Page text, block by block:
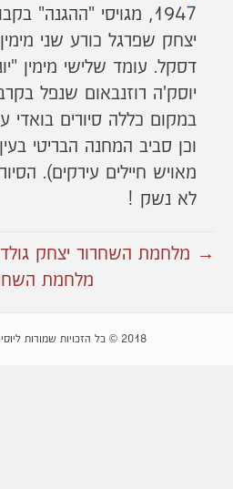
1947, מגויסי "ההגנה" בקבוץ מענית
יצחק שפרגל כורע שני
דסקל. עומד שלישי מימין
יוסק'ה רוזנבאום שנפל
במקום כללה סיורים בואדי
וכן סביב המחנה הבריטי
מאויש חיילים עירקים).
לא נשק !
→ מלחמת השחרור יצחק
מלחמת
2018 © כל הזכויות שמורות ליוסי עופר "גולה ותקומה"